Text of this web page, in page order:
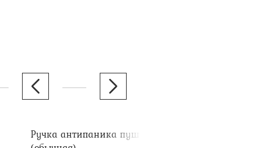
Ручка антипаника пушбар